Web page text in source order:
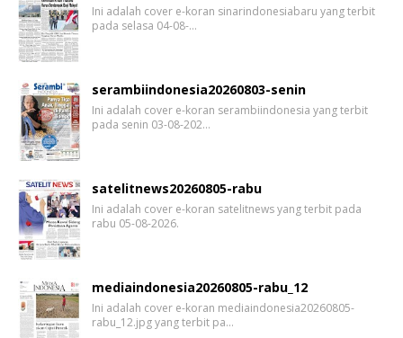
Ini adalah cover e-koran sinarindonesiabaru yang terbit
pada selasa 04-08-…
serambiindonesia20260803-senin
Ini adalah cover e-koran serambiindonesia yang terbit
pada senin 03-08-202…
satelitnews20260805-rabu
Ini adalah cover e-koran satelitnews yang terbit pada
rabu 05-08-2026.
mediaindonesia20260805-rabu_12
Ini adalah cover e-koran mediaindonesia20260805-
rabu_12.jpg yang terbit pa…